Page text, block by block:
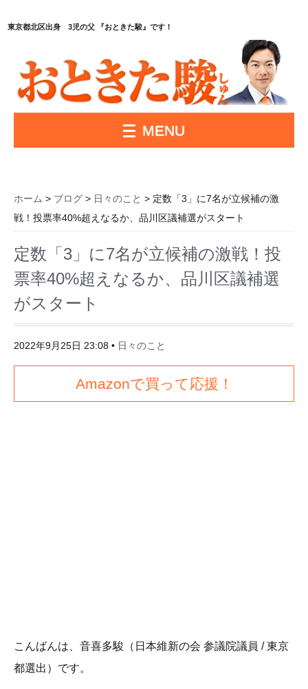
東京都北区出身 3児の父 『おときた駿』です！
MENU
ホーム > ブログ > 日々のこと > 定数「3」に7名が立候補の激
戦！投票率40%超えなるか、品川区議補選がスタート
定数「3」に7名が立候補の激戦！投
票率40%超えなるか、品川区議補選
がスタート
2022年9月25日 23:08 • 日々のこと
Amazonで買って応援！
こんばんは、音喜多駿（日本維新の会 参議院議員 / 東京
都選出）です。